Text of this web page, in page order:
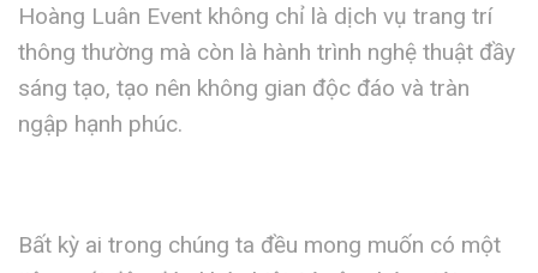
Hoàng Luân Event không chỉ là dịch vụ trang trí
thông thường mà còn là hành trình nghệ thuật đầy
sáng tạo, tạo nên không gian độc đáo và tràn
ngập hạnh phúc.
Bất kỳ ai trong chúng ta đều mong muốn có một